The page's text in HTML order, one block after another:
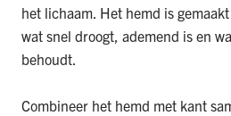
het lichaam. Het hemd is
wat snel droogt, ademend is en
behoudt.
Combineer het hemd met kant